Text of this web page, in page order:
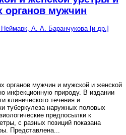
мужчин
А. А. Баранчукова [и др.]
органов мужчин и мужской и женской
инфекционную природу. В издании
клинического течения и
туберкулеза наружных половых
предпосылки к
с разных позиций показана
Представлена...